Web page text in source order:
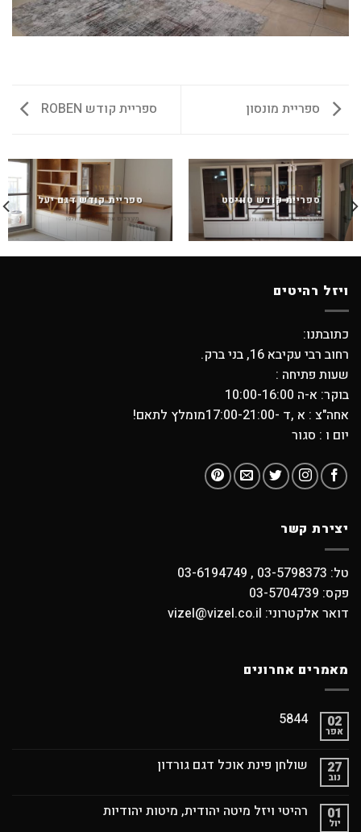
ספריית מונסון ספריית קודש ROBEN
ספריית קודש טוויסט ספריית קודש דגם יעל
ויזל רהיטים
כתובתנו:
רחוב רבי עקיבא 16, בני ברק.
שעות פתיחה :
בוקר: א-ה 10:00-16:00
אחה"צ : א ,ד -17:00-21:00מומלץ לתאם!
יום ו : סגור
יצירת קשר
טל: 03-5798373 , 03-6194749
פקס: 03-5704739
דואר אלקטרוני: vizel@vizel.co.il
מאמרים אחרונים
02
אפר
5844
27
נוב
שולחן פינת אוכל דגם גורדון
01
יול
רהיטי ויזל מיטה יהודית, מיטות יהודיות